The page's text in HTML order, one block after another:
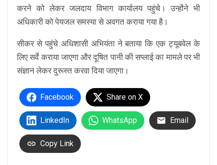
करने को लेकर जलदाय विभाग कार्यालय पहुंचे। उन्होंने भी
अधिकारी को पेयजल समस्या से अवगत कराया गया है।
सीकर से पहुंचे अधिशासी अभियंता ने बताया कि एक ट्यूबवेल के
लिए सर्वे कराया जाएगा और दूषित पानी की सप्लाई का मामले पर भी
संज्ञान लेकर दुरूस्त करवा दिया जाएगा।
Facebook Share on X
LinkedIn WhatsApp Email
Copy Link